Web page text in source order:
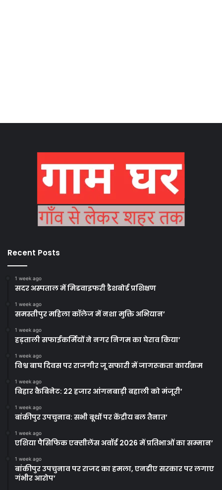
Recent Posts
1 week ago
सदर अस्पताल में मिडवाइफरी डैशबोर्ड प्रशिक्षण
1 week ago
समस्तीपुर महिला कॉलेज में नशा मुक्ति अभियान’
1 week ago
हड़ताली सफाईकर्मियों ने नगर निगम का घेराव किया’
1 week ago
विश्व बाघ दिवस पर राजगीर जू सफारी में जागरूकता कार्यक्रम
1 week ago
बिहार कैबिनेट: 22 हजार आंगनबाड़ी बहाली को मंजूरी’
1 week ago
बांकीपुर उपचुनाव: सभी बूथों पर केंद्रीय बल तैनात’
1 week ago
एशिया पैसिफिक एक्सीलेंस अवॉर्ड 2026 में प्रतिभाओं का सम्मान’
1 week ago
बांकीपुर उपचुनाव पर राजद का हमला, एनडीए सरकार पर लगाए
गंभीर आरोप’